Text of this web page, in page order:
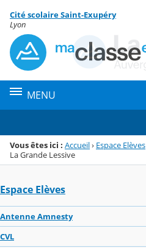
Menu de la rubrique
Contenu
Cité scolaire Saint-Exupéry
Lyon
MENU
Vous êtes ici : Accueil› Espace Elèves
La Grande Lessive
Espace Elèves
Antenne Amnesty
CVL